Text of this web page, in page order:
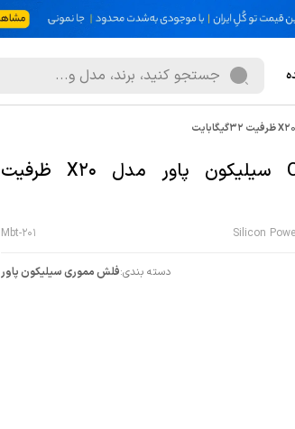
فلش مموری OTG سیلیکون پاور مدل X20 ظرفیت
Silicon
Mbt-201
دسته بندی:فلش مموری سيليکون پاور